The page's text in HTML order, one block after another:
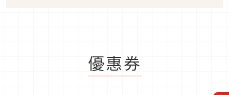
優惠券